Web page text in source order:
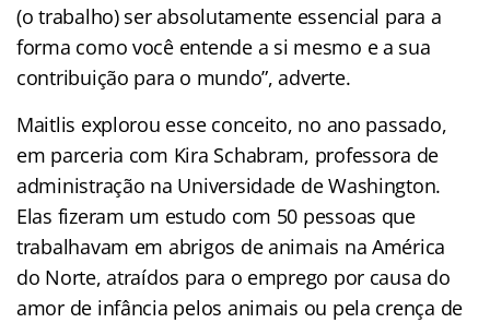
(o trabalho) ser absolutamente essencial para a
forma como você entende a si mesmo e a sua
contribuição para o mundo”, adverte.
Maitlis explorou esse conceito, no ano passado,
em parceria com Kira Schabram, professora de
administração na Universidade de Washington.
Elas fizeram um estudo com 50 pessoas que
trabalhavam em abrigos de animais na América
do Norte, atraídos para o emprego por causa do
amor de infância pelos animais ou pela crença de